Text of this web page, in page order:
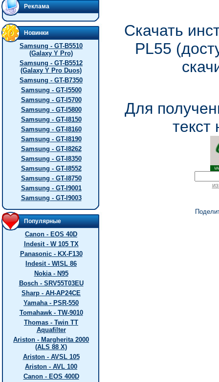
Реклама
Новинки
Samsung - GT-B5510
(Galaxy Y Pro)
Samsung - GT-B5512
(Galaxy Y Pro Duos)
Samsung - GT-B7350
Samsung - GT-I5500
Samsung - GT-I5700
Samsung - GT-I5800
Samsung - GT-I8150
Samsung - GT-I8160
Samsung - GT-I8190
Samsung - GT-I8262
Samsung - GT-I8350
Samsung - GT-I8552
Samsung - GT-I8750
Samsung - GT-I9001
Samsung - GT-I9003
Популярные
Canon - EOS 40D
Indesit - W 105 TX
Panasonic - KX-F130
Indesit - WISL 86
Nokia - N95
Bosch - SRV55T03EU
Sharp - AH-AP24CE
Yamaha - PSR-550
Tomahawk - TW-9010
Thomas - Twin TT
Aquafilter
Ariston - Margherita 2000
(ALS 88 X)
Ariston - AVSL 105
Ariston - AVL 100
Canon - EOS 400D
Скачать
PL55
Для
текст